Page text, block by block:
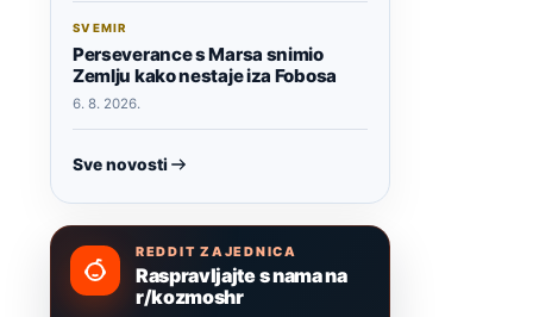
SVEMIR
Perseverance s Marsa snimio
Zemlju kako nestaje iza Fobosa
6. 8. 2026.
Sve novosti
REDDIT ZAJEDNICA
Raspravljajte s nama na
r/kozmoshr